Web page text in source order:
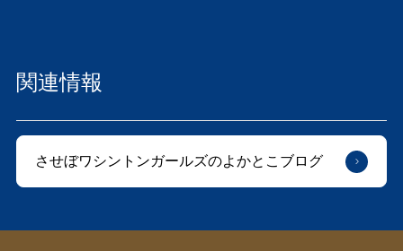
関連情報
させぼワシントンガールズのよかとこブログ